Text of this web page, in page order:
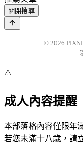
關閉搜尋
© 2026
⚠️
成人內容提醒
本部落格內容僅限年
若您未滿十八歲，請